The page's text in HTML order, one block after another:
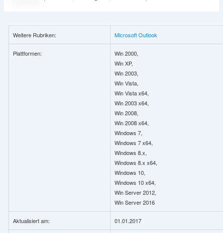
Weitere Rubriken: Microsoft Outlook
Plattformen:
Win 2000,
Win XP,
Win 2003,
Win Vista,
Win Vista x64,
Win 2003 x64,
Win 2008,
Win 2008 x64,
Windows 7,
Windows 7 x64,
Windows 8.x,
Windows 8.x x64,
Windows 10,
Windows 10 x64,
Win Server 2012,
Win Server 2016
Aktualisiert am: 01.01.2017